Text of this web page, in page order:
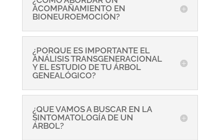
ACOMPAÑAMIENTO EN
BIONEUROEMOCIÓN?
¿PORQUE ES IMPORTANTE EL
ANÁLISIS TRANSGENERACIONAL
Y EL ESTUDIO DE TU ÁRBOL
GENEALÓGICO?
¿QUE VAMOS A BUSCAR EN LA
SINTOMATOLOGÍA DE UN
ÁRBOL?